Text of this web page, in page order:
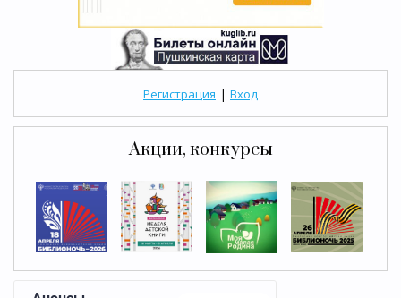
Регистрация | Вход
Акции, конкурсы